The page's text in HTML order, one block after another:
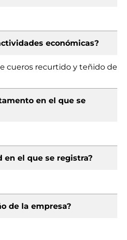
económicas?
cueros recurtido y teñido de
en el que se
en el que se registra?
de la empresa?